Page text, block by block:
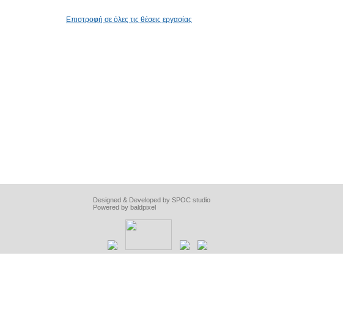
Επιστροφή σε όλες τις θέσεις εργασίας
Designed & Developed by SPOC studio
Powered by baldpixel